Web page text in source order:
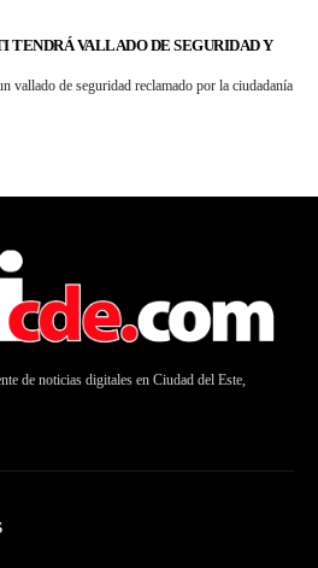
TENDRÁ VALLADO DE SEGURIDAD Y
vallado de seguridad reclamado por la ciudadanía
de noticias digitales en Ciudad del Este,